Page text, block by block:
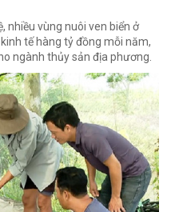
nhiều vùng nuôi ven biển ở
tế hàng tỷ đồng mỗi năm,
ngành thủy sản địa phương.